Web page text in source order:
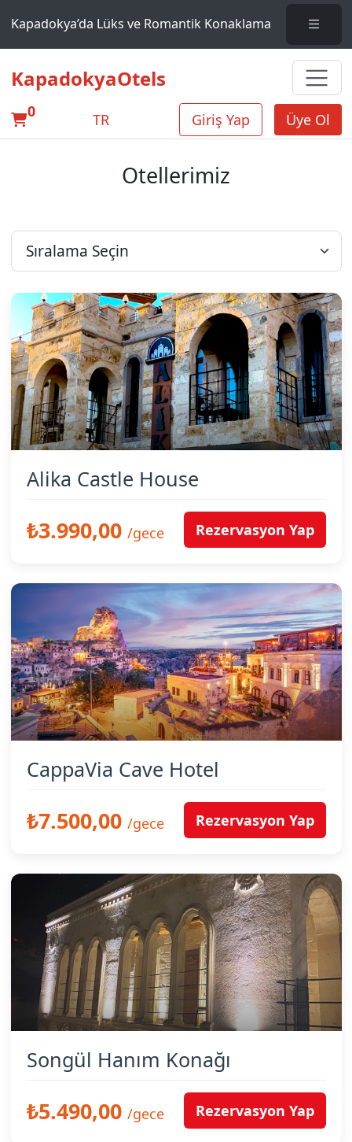
Kapadokya’da Lüks ve Romantik Konaklama
KapadokyaOtels
0 TR Giriş Yap Üye Ol
Otellerimiz
Alika Castle House
₺3.990,00 /gece Rezervasyon Yap
CappaVia Cave Hotel
₺7.500,00 /gece Rezervasyon Yap
Songül Hanım Konağı
₺5.490,00 /gece Rezervasyon Yap